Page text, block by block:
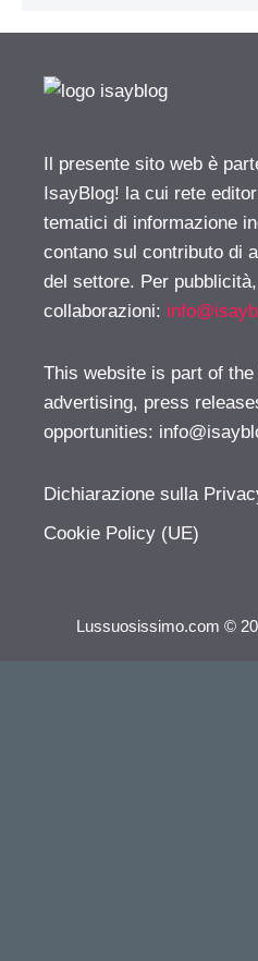
Il presente sito web è
IsayBlog! la cui rete
tematici di informazione
contano sul contributo di
del settore. Per
collaborazioni:
This website is part of
advertising, press
opportunities:
Dichiarazione sulla
Cookie Policy (UE)
Lussuosissimo.com ©